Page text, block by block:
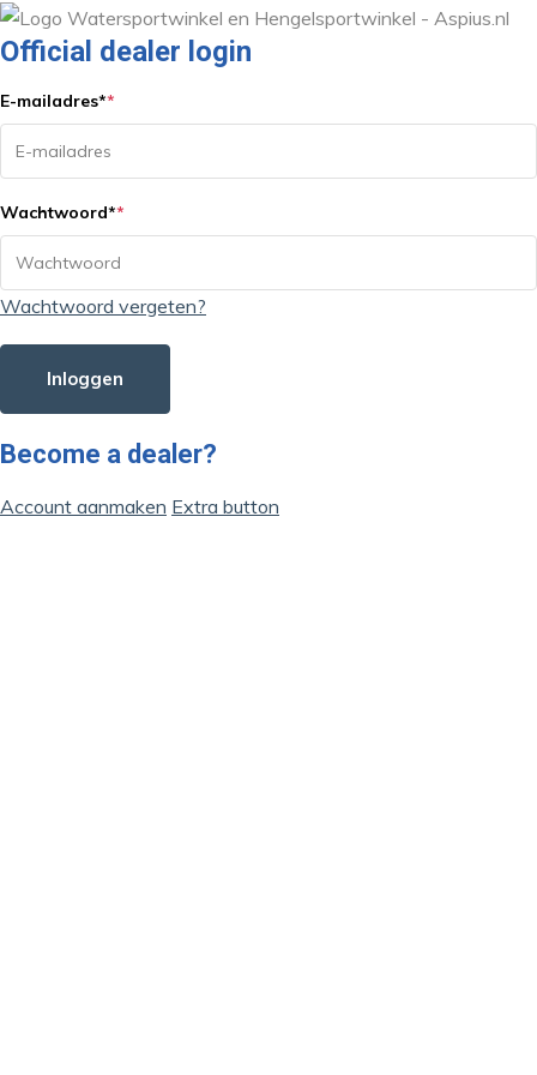
Official dealer login
E-mailadres**
Wachtwoord**
Wachtwoord vergeten?
Inloggen
Become a dealer?
Account aanmaken Extra button